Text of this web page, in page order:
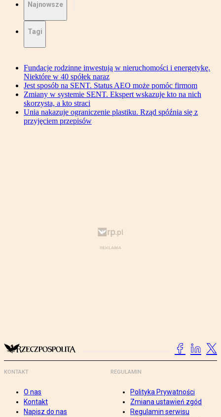
Najnowsze
Tagi
Fundacje rodzinne inwestują w nieruchomości i energetykę.
Niektóre w 40 spółek naraz
Jest sposób na SENT. Status AEO może pomóc firmom
Zmiany w systemie SENT. Ekspert wskazuje kto na nich
skorzysta, a kto straci
Unia nakazuje ograniczenie plastiku. Rząd spóźnia się z
przyjęciem przepisów
KONTAKT
O nas
Kontakt
Napisz do nas
REGULAMIN
Polityka Prywatności
Zmiana ustawień zgód
Regulamin serwisu